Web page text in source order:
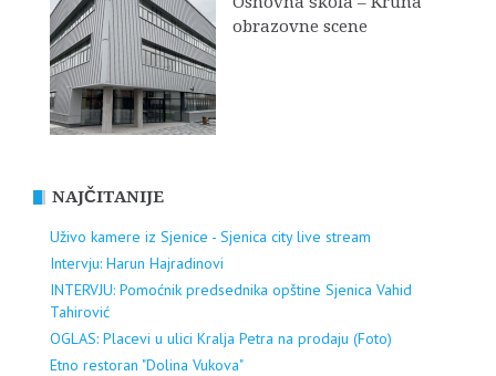
obrazovne scene
NAJČITANIJE
Uživo kamere iz Sjenice - Sjenica city live stream
Intervju: Harun Hajradinovi
INTERVJU: Pomoćnik predsednika opštine Sjenica Vahid
Tahirović
OGLAS: Placevi u ulici Kralja Petra na prodaju (Foto)
Etno restoran "Dolina Vukova"